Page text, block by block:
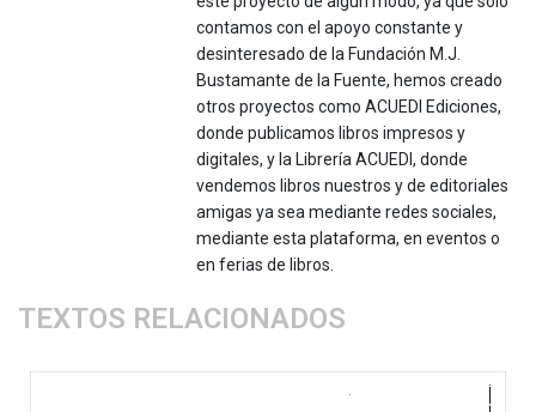
contamos con el apoyo constante y
desinteresado de la Fundación M.J.
Bustamante de la Fuente, hemos creado
otros proyectos como ACUEDI Ediciones,
donde publicamos libros impresos y
digitales, y la Librería ACUEDI, donde
vendemos libros nuestros y de editoriales
amigas ya sea mediante redes sociales,
mediante esta plataforma, en eventos o
en ferias de libros.
TEXTOS RELACIONADOS